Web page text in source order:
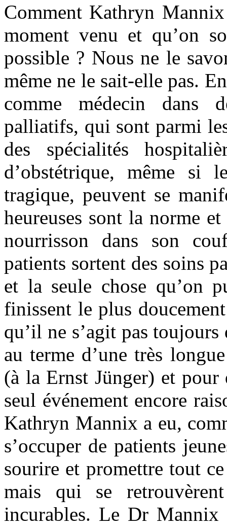
Comment Kathryn
moment venu et qu’on
possible ? Nous ne le
même ne le sait-elle pas.
comme médecin dans
palliatifs, qui sont parmi
des spécialités
d’obstétrique, même si
tragique, peuvent se
heureuses sont la norme
nourrisson dans son
patients sortent des soins
et la seule chose qu’on
finissent le plus
qu’il ne s’agit pas toujours
au terme d’une très
(à la Ernst Jünger) et
seul événement encore
Kathryn Mannix a eu,
s’occuper de patients
sourire et promettre tout
mais qui se
incurables. Le Dr Mannix